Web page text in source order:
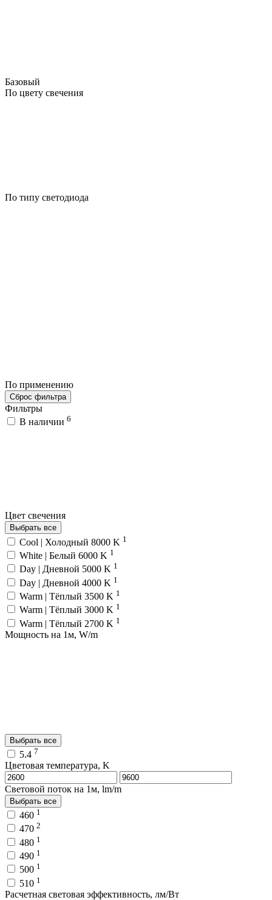
Базовый
По цвету свечения
По типу светодиода
По применению
Сброс фильтра
Фильтры
В наличии 6
Цвет свечения
Выбрать все
Cool | Холодный 8000 K 1
White | Белый 6000 K 1
Day | Дневной 5000 K 1
Day | Дневной 4000 K 1
Warm | Тёплый 3500 K 1
Warm | Тёплый 3000 K 1
Warm | Тёплый 2700 K 1
Мощность на 1м, W/m
Выбрать все
5.4 7
Цветовая температура, K
Световой поток на 1м, lm/m
Выбрать все
460 1
470 2
480 1
490 1
500 1
510 1
Расчетная световая эффективность, лм/Вт